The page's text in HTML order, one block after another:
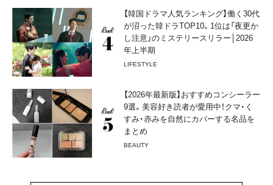
【韓国ドラマ人気ランキング】働く30代
が沼った韓ドラTOP10。1位は「夜更か
し注意」のミステリースリラー│2026
年上半期
LIFESTYLE
【2026年最新版】おすすめコンシーラー
9選。美容好き読者が愛用中！クマ・く
すみ・赤みを自然にカバーする名品を
まとめ
BEAUTY